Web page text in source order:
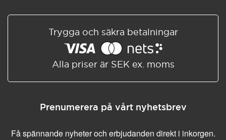
Trygga och säkra betalningar
Alla priser är SEK ex. moms
Prenumerera på vårt nyhetsbrev
Få spännande nyheter och erbjudanden direkt i inkorgen.